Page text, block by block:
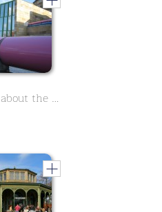
Learn all about the Staatsgalerie in Stuttgart, a world-class museum. In 90 short lessons you will learn everything important.